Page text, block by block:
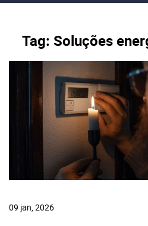
Tag: Soluções
09 jan, 2026